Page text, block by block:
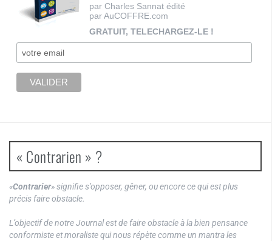
par Charles Sannat édité
par AuCOFFRE.com
GRATUIT, TELECHARGEZ-LE !
« Contrarien » ?
«Contrarier» signifie s’opposer, gêner, ou encore ce qui est plus
précis faire obstacle.
L’objectif de notre Journal est de faire obstacle à la bien pensance
conformiste et moraliste qui nous répète comme un mantra les